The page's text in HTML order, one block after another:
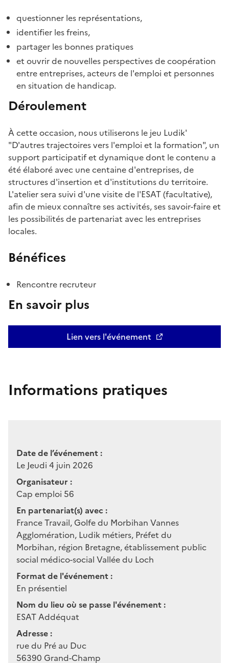
questionner les représentations,
identifier les freins,
partager les bonnes pratiques
et ouvrir de nouvelles perspectives de coopération
entre entreprises, acteurs de l'emploi et personnes
en situation de handicap.
Déroulement
À cette occasion, nous utiliserons le jeu Ludik'
"D'autres trajectoires vers l'emploi et la formation", un
support participatif et dynamique dont le contenu a
été élaboré avec une centaine d'entreprises, de
structures d'insertion et d'institutions du territoire.
L'atelier sera suivi d'une visite de l'ESAT (facultative),
afin de mieux connaître ses activités, ses savoir-faire et
les possibilités de partenariat avec les entreprises
locales.
Bénéfices
Rencontre recruteur
En savoir plus
Lien vers l'événement
Informations pratiques
Date de l’événement :
Le Jeudi 4 juin 2026
Organisateur :
Cap emploi 56
En partenariat(s) avec :
France Travail, Golfe du Morbihan Vannes
Agglomération, Ludik métiers, Préfet du
Morbihan, région Bretagne, établissement public
social médico-social Vallée du Loch
Format de l'événement :
En présentiel
Nom du lieu où se passe l'événement :
ESAT Addéquat
Adresse :
rue du Pré au Duc
56390 Grand-Champ